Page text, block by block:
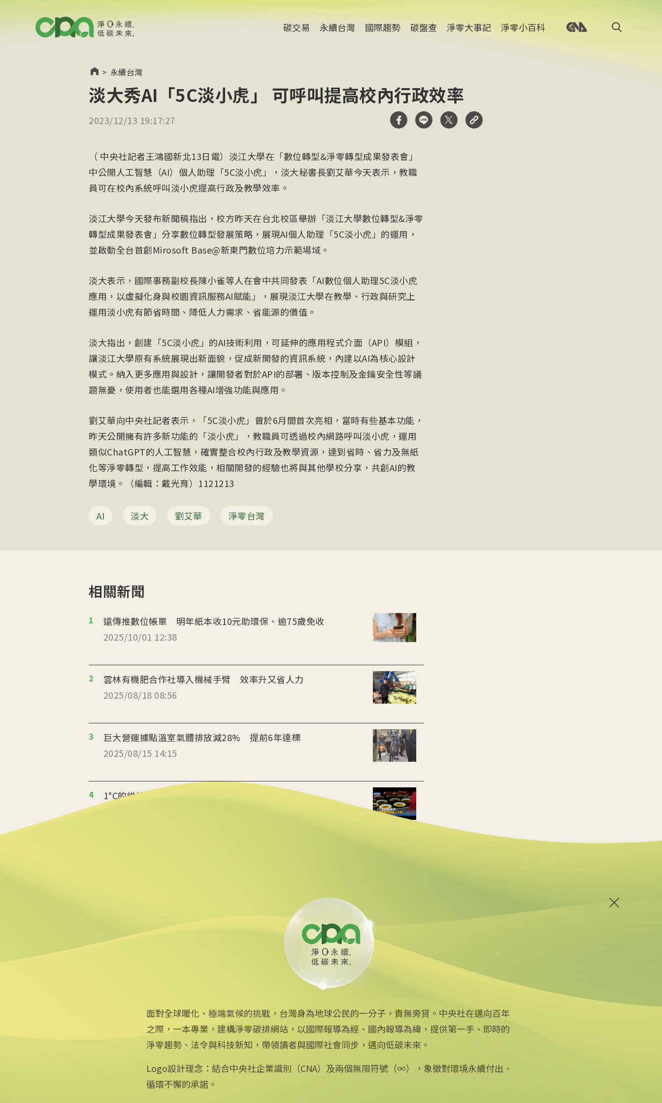
碳交易 永續台灣 國際趨勢 碳盤查 淨零大事記 淨零小百科
> 永續台灣
淡大秀AI「5C淡小虎」 可呼叫提高校內行政效率
2023/12/13 19:17:27
（ 中央社記者王鴻國新北13日電）淡江大學在「數位轉型&淨零轉型成果發表會」
中公開人工智慧（AI）個人助理「5C淡小虎」，淡大秘書長劉艾華今天表示，教職
員可在校內系統呼叫淡小虎提高行政及教學效率。
淡江大學今天發布新聞稿指出，校方昨天在台北校區舉辦「淡江大學數位轉型&淨零
轉型成果發表會」分享數位轉型發展策略，展現AI個人助理「5C淡小虎」的運用，
並啟動全台首創Mirosoft Base@新東門數位培力示範場域。
淡大表示，國際事務副校長陳小雀等人在會中共同發表「AI數位個人助理5C淡小虎
應用，以虛擬化身與校園資訊服務AI賦能」，展現淡江大學在教學、行政與研究上
運用淡小虎有節省時間、降低人力需求、省能源的價值。
淡大指出，創建「5C淡小虎」的AI技術利用，可延伸的應用程式介面（API）模組，
讓淡江大學原有系統展現出新面貌，促成新開發的資訊系統，內建以AI為核心設計
模式。納入更多應用與設計，讓開發者對於API的部署、版本控制及金鑰安全性等議
題無憂，使用者也能選用各種AI增強功能與應用。
劉艾華向中央社記者表示，「5C淡小虎」曾於6月間首次亮相，當時有些基本功能，
昨天公開擁有許多新功能的「淡小虎」，教職員可透過校內網路呼叫淡小虎，運用
類似ChatGPT的人工智慧，確實整合校內行政及教學資源，達到省時、省力及無紙
化等淨零轉型，提高工作效能，相關開發的經驗也將與其他學校分享，共創AI的教
學環境。（編輯：戴光育）1121213
AI 淡大 劉艾華 淨零台灣
相關新聞
1
遠傳推數位帳單 明年紙本收10元助環保、逾75歲免收
2025/10/01 12:38
2
雲林有機肥合作社導入機械手臂 效率升又省人力
2025/08/18 08:56
3
巨大營運據點溫室氣體排放減28% 提前6年達標
2025/08/15 14:15
4
1°C的烘焙革命 起士公爵用數據重建職人手感
2025/08/11 18:54
Focus Taiwan
フォーカス台湾
iOS app 下載
Android app 下載
面對全球暖化、極端氣候的挑戰，台灣身為地球公民的一分子，責無旁貸。中央社在邁向百年
之際，一本專業，建構淨零碳排網站，以國際報導為經、國內報導為緯，提供第一手、即時的
淨零趨勢、法令與科技新知，帶領讀者與國際社會同步，邁向低碳未來。
Logo設計理念：結合中央社企業識別（CNA）及兩個無限符號（∞），象徵對環境永續付出、
循環不懈的承諾。